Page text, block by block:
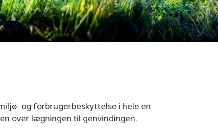
og forbrugerbeskyttelse i hele en
over lægningen til genvindingen.